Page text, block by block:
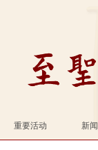
重要活动 新